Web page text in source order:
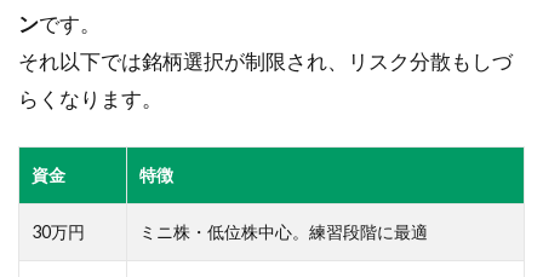
備・
ツー
びの
4.1
ト証
ンです。
それ以下では銘柄選択が制限され、リスク分散もしづ
らくなります。
資金 特徴
30万円 ミニ株・低位株中心。練習段階に最適